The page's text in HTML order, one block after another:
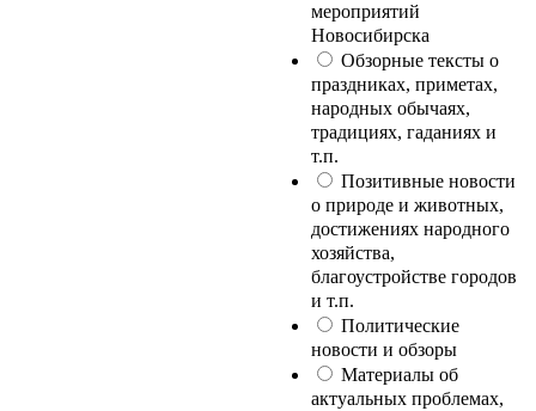
мероприятий
Новосибирска
Обзорные тексты о
праздниках, приметах,
народных обычаях,
традициях, гаданиях и
т.п.
Позитивные новости
о природе и животных,
достижениях народного
хозяйства,
благоустройстве городов
и т.п.
Политические
новости и обзоры
Материалы об
актуальных проблемах,